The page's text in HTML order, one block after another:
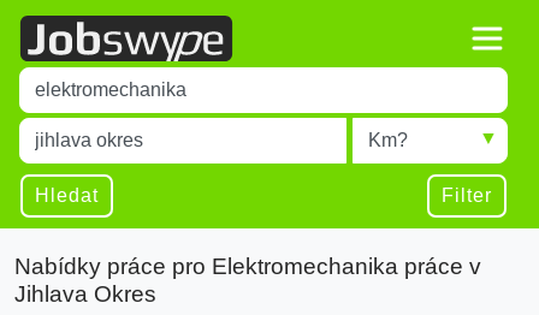
Title
Type 1 or more characters for results.
Místo
Type 1 or more characters for results.
Radius
Hledat Filter
Nabídky práce pro Elektromechanika práce v
Jihlava Okres